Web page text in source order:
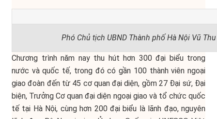
Phó Chủ tịch UBND Thành phố Hà Nội Vũ
Chương trình năm nay thu hút hơn 300 đại biểu trong
nước và quốc tế, trong đó có gần 100 thành viên ngoại
giao đoàn đến từ 45 cơ quan đại diện, gồm 27 Đại sứ, Đại
biện, Trưởng Cơ quan đại diện ngoại giao và tổ chức quốc
tế tại Hà Nội, cùng hơn 200 đại biểu là lãnh đạo, nguyên